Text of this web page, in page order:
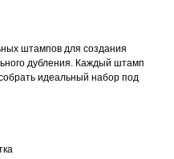
штампов для создания
дубления. Каждый штамп
идеальный набор под